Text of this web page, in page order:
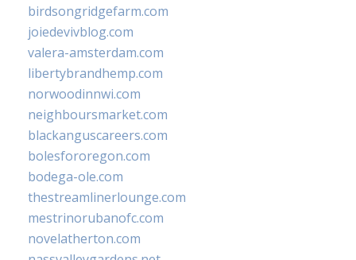
birdsongridgefarm.com
joiedevivblog.com
valera-amsterdam.com
libertybrandhemp.com
norwoodinnwi.com
neighboursmarket.com
blackanguscareers.com
bolesfororegon.com
bodega-ole.com
thestreamlinerlounge.com
mestrinorubanofc.com
novelatherton.com